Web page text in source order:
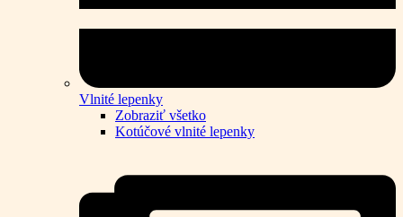
Vlnité lepenky
Zobraziť všetko
Kotúčové vlnité lepenky